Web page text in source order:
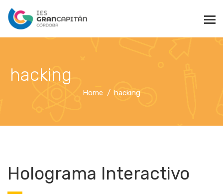
hacking
Home hacking
Holograma Interactivo